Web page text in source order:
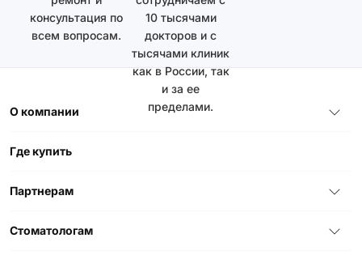
консультация по
всем вопросам.
10 тысячами
докторов и с
тысячами клиник
как в России, так
и за ее
пределами.
О компании
Где купить
Партнерам
Стоматологам